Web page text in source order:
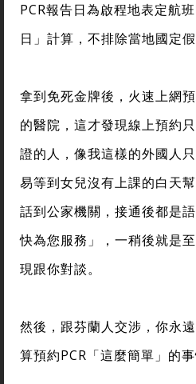
PCR報告日為啟程地表定航
日」計算，不排除當地國定假
拿到免死金牌後，火速上網
的醫院，這才發現線上預約
證的人，像我這樣的外國人
易等到女兒沒有上課的白天
話到公家機關，接通後都是
快為您服務」，一稍後就是
現跟你對談。
然後，跟芬蘭人交涉，你永
算預約PCR「這麼簡單」的